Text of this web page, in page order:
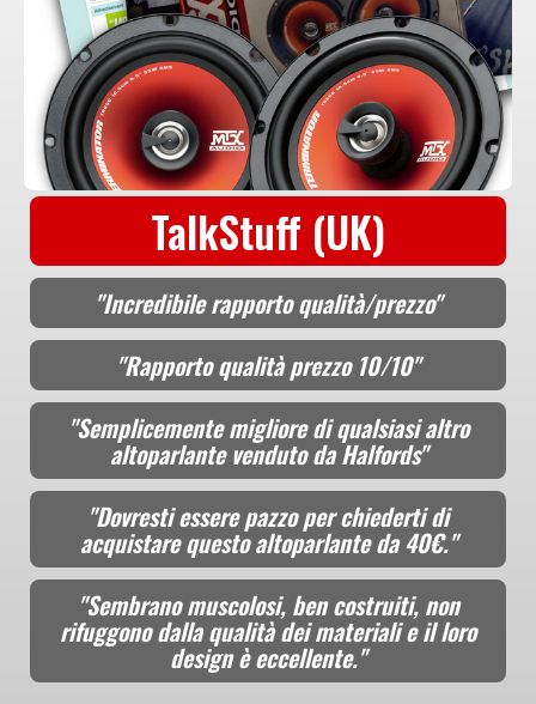
TalkStuff (UK)
"Incredibile rapporto qualità/prezzo"
"Rapporto qualità prezzo 10/10"
"Semplicemente migliore di qualsiasi altro
altoparlante venduto da Halfords"
"Dovresti essere pazzo per chiederti di
acquistare questo altoparlante da 40€."
"Sembrano muscolosi, ben costruiti, non
rifuggono dalla qualità dei materiali e il loro
design è eccellente."